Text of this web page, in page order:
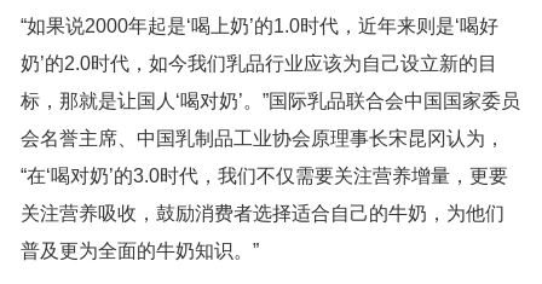
“如果说2000年起是‘喝上奶’的1.0时代，近年来则是‘喝好
奶’的2.0时代，如今我们乳品行业应该为自己设立新的目
标，那就是让国人‘喝对奶’。”国际乳品联合会中国国家委员
会名誉主席、中国乳制品工业协会原理事长宋昆冈认为，
“在‘喝对奶’的3.0时代，我们不仅需要关注营养增量，更要
关注营养吸收，鼓励消费者选择适合自己的牛奶，为他们
普及更为全面的牛奶知识。”